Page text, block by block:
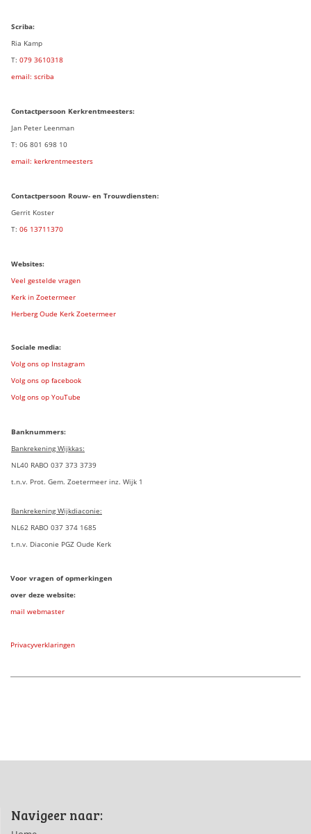
Scriba:
Ria Kamp
T: 079 3610318
email: scriba
Contactpersoon Kerkrentmeesters:
Jan Peter Leenman
T: 06 801 698 10
email: kerkrentmeesters
Contactpersoon Rouw- en Trouwdiensten:
Gerrit Koster
T: 06 13711370
Websites:
Veel gestelde vragen
Kerk in Zoetermeer
Herberg Oude Kerk Zoetermeer
Sociale media:
Volg ons op Instagram
Volg ons op facebook
Volg ons op YouTube
Banknummers:
Bankrekening Wijkkas:
NL40 RABO 037 373 3739
t.n.v. Prot. Gem. Zoetermeer inz. Wijk 1
Bankrekening Wijkdiaconie:
NL62 RABO 037 374 1685
t.n.v. Diaconie PGZ Oude Kerk
Voor vragen of opmerkingen
over deze website:
mail webmaster
Privacyverklaringen
Navigeer naar: